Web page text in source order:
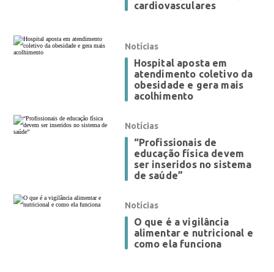
cardiovasculares
Notícias
Hospital aposta em
atendimento coletivo da
obesidade e gera mais
acolhimento
Notícias
“Profissionais de
educação física devem
ser inseridos no sistema
de saúde”
Notícias
O que é a vigilância
alimentar e nutricional e
como ela funciona